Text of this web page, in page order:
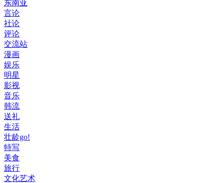
东南亚
言论
社论
评论
交流站
漫画
娱乐
明星
影视
音乐
韩流
送礼
生活
壮龄go!
特写
美食
旅行
文化艺术